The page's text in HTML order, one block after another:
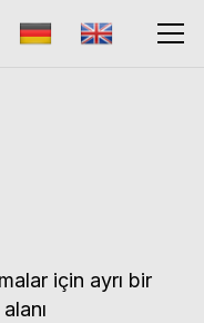
için ayrı bir